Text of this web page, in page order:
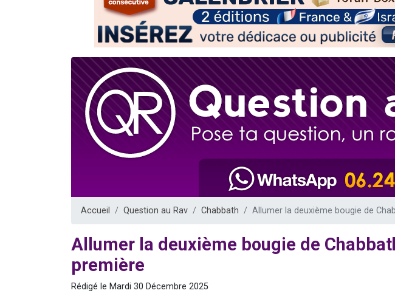
3 personnes viennent de nous rejoindre sur
2 personnes viennent de nous rejoindre sur
3 personnes viennent de nous rejoindre sur
2 nouvelles musiques dans Torah-Box Music
8 personnes viennent de faire un don pour
Nouvelle émission radio : Visions de grandeur
Ariel vient de donner son Maasser
Il reste 49 places pour étudier en groupe
Eva vient de donner son Maasser
Accueil Question au Rav Chabbath Allumer la deuxième bougie de
Allumer la deuxième bougie de
première
Rédigé le Mardi 30 Décembre 2025